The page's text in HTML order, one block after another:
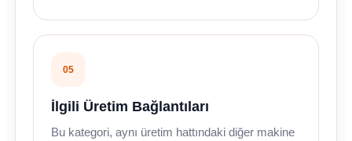
05
İlgili Üretim Bağlantıları
Bu kategori, aynı üretim hattındaki diğer makine